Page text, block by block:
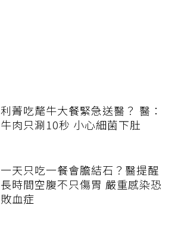
利菁吃氂牛大餐緊急送醫？ 醫：
牛肉只涮10秒 小心細菌下肚
一天只吃一餐會膽結石？醫提醒
長時間空腹不只傷胃 嚴重感染恐
敗血症